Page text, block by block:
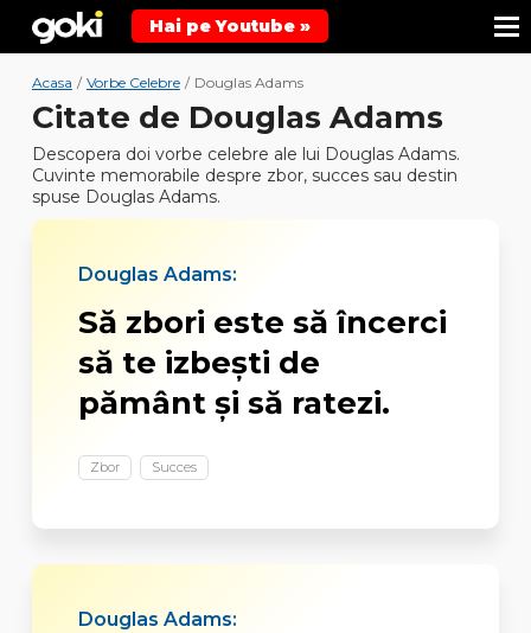
Hai pe Youtube »
Acasa / Vorbe Celebre / Douglas Adams
Citate de Douglas Adams
Descopera doi vorbe celebre ale lui Douglas Adams.
Cuvinte memorabile despre zbor, succes sau destin
spuse Douglas Adams.
Douglas Adams:
Să zbori este să încerci
să te izbești de
pământ și să ratezi.
Zbor Succes
Douglas Adams: